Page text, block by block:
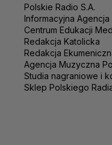
Polskie Radio S.A.
Informacyjna Agencja
Centrum Edukacji
Redakcja Katolicka
Redakcja
Agencja Muzyczna
Studia nagraniowe i
Sklep Polskiego